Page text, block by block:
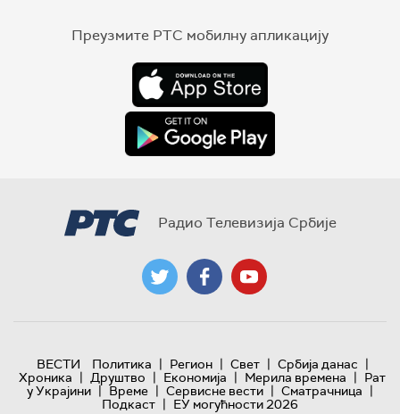
Преузмите РТС мобилну апликацију
Радио Телевизија Србије
ВЕСТИ Политика | Регион | Свет | Србија данас |
Хроника | Друштво | Економија | Мерила времена | Рат
у Украјини | Време | Сервисне вести | Сматрачница |
Подкаст | ЕУ могућности 2026